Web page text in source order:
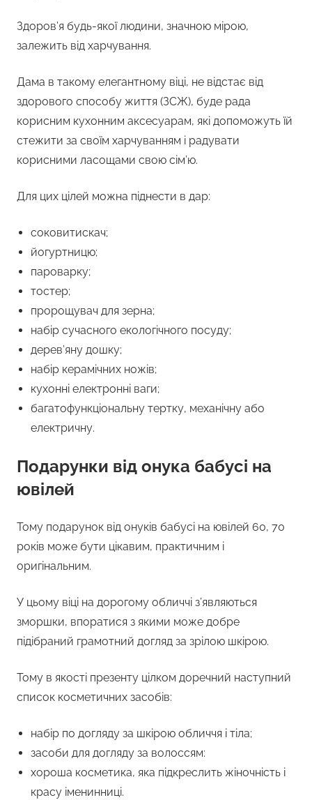
Здоров’я будь-якої людини, значною мірою,
залежить від харчування.
Дама в такому елегантному віці, не відстає від
здорового способу життя (ЗСЖ), буде рада
корисним кухонним аксесуарам, які допоможуть їй
стежити за своїм харчуванням і радувати
корисними ласощами свою сім’ю.
Для цих цілей можна піднести в дар:
соковитискач;
йогуртницю;
пароварку;
тостер;
пророщувач для зерна;
набір сучасного екологічного посуду;
дерев’яну дошку;
набір керамічних ножів;
кухонні електронні ваги;
багатофункціональну тертку, механічну або
електричну.
Подарунки від онука бабусі на
ювілей
Тому подарунок від онуків бабусі на ювілей 60, 70
років може бути цікавим, практичним і
оригінальним.
У цьому віці на дорогому обличчі з’являються
зморшки, впоратися з якими може добре
підібраний грамотний догляд за зрілою шкірою.
Тому в якості презенту цілком доречний наступний
список косметичних засобів:
набір по догляду за шкірою обличчя і тіла;
засоби для догляду за волоссям:
хороша косметика, яка підкреслить жіночність і
красу іменинниці.